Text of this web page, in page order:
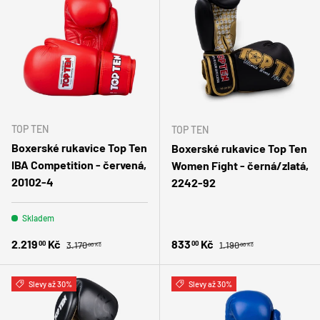
TOP TEN
Boxerské rukavice Top Ten
IBA Competition - červená,
20102-4
Skladem
Zlevněná cena
2.21900 Kč Běžná cena
3.17000 Kč
TOP TEN
Boxerské rukavice Top Ten
Women Fight - černá/zlatá,
2242-92
Zlevněná cena
83300 Kč Běžná cena
1.19000 Kč
Slevy až 30% Slevy až 30%